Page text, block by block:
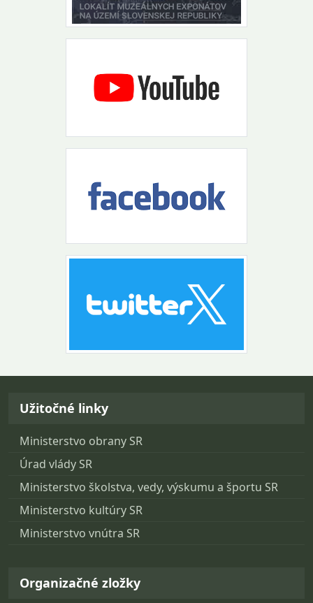
Návrat na začiatok stránky
Užitočné linky
Ministerstvo obrany SR
Úrad vlády SR
Ministerstvo školstva, vedy, výskumu a športu SR
Ministerstvo kultúry SR
Ministerstvo vnútra SR
Organizačné zložky